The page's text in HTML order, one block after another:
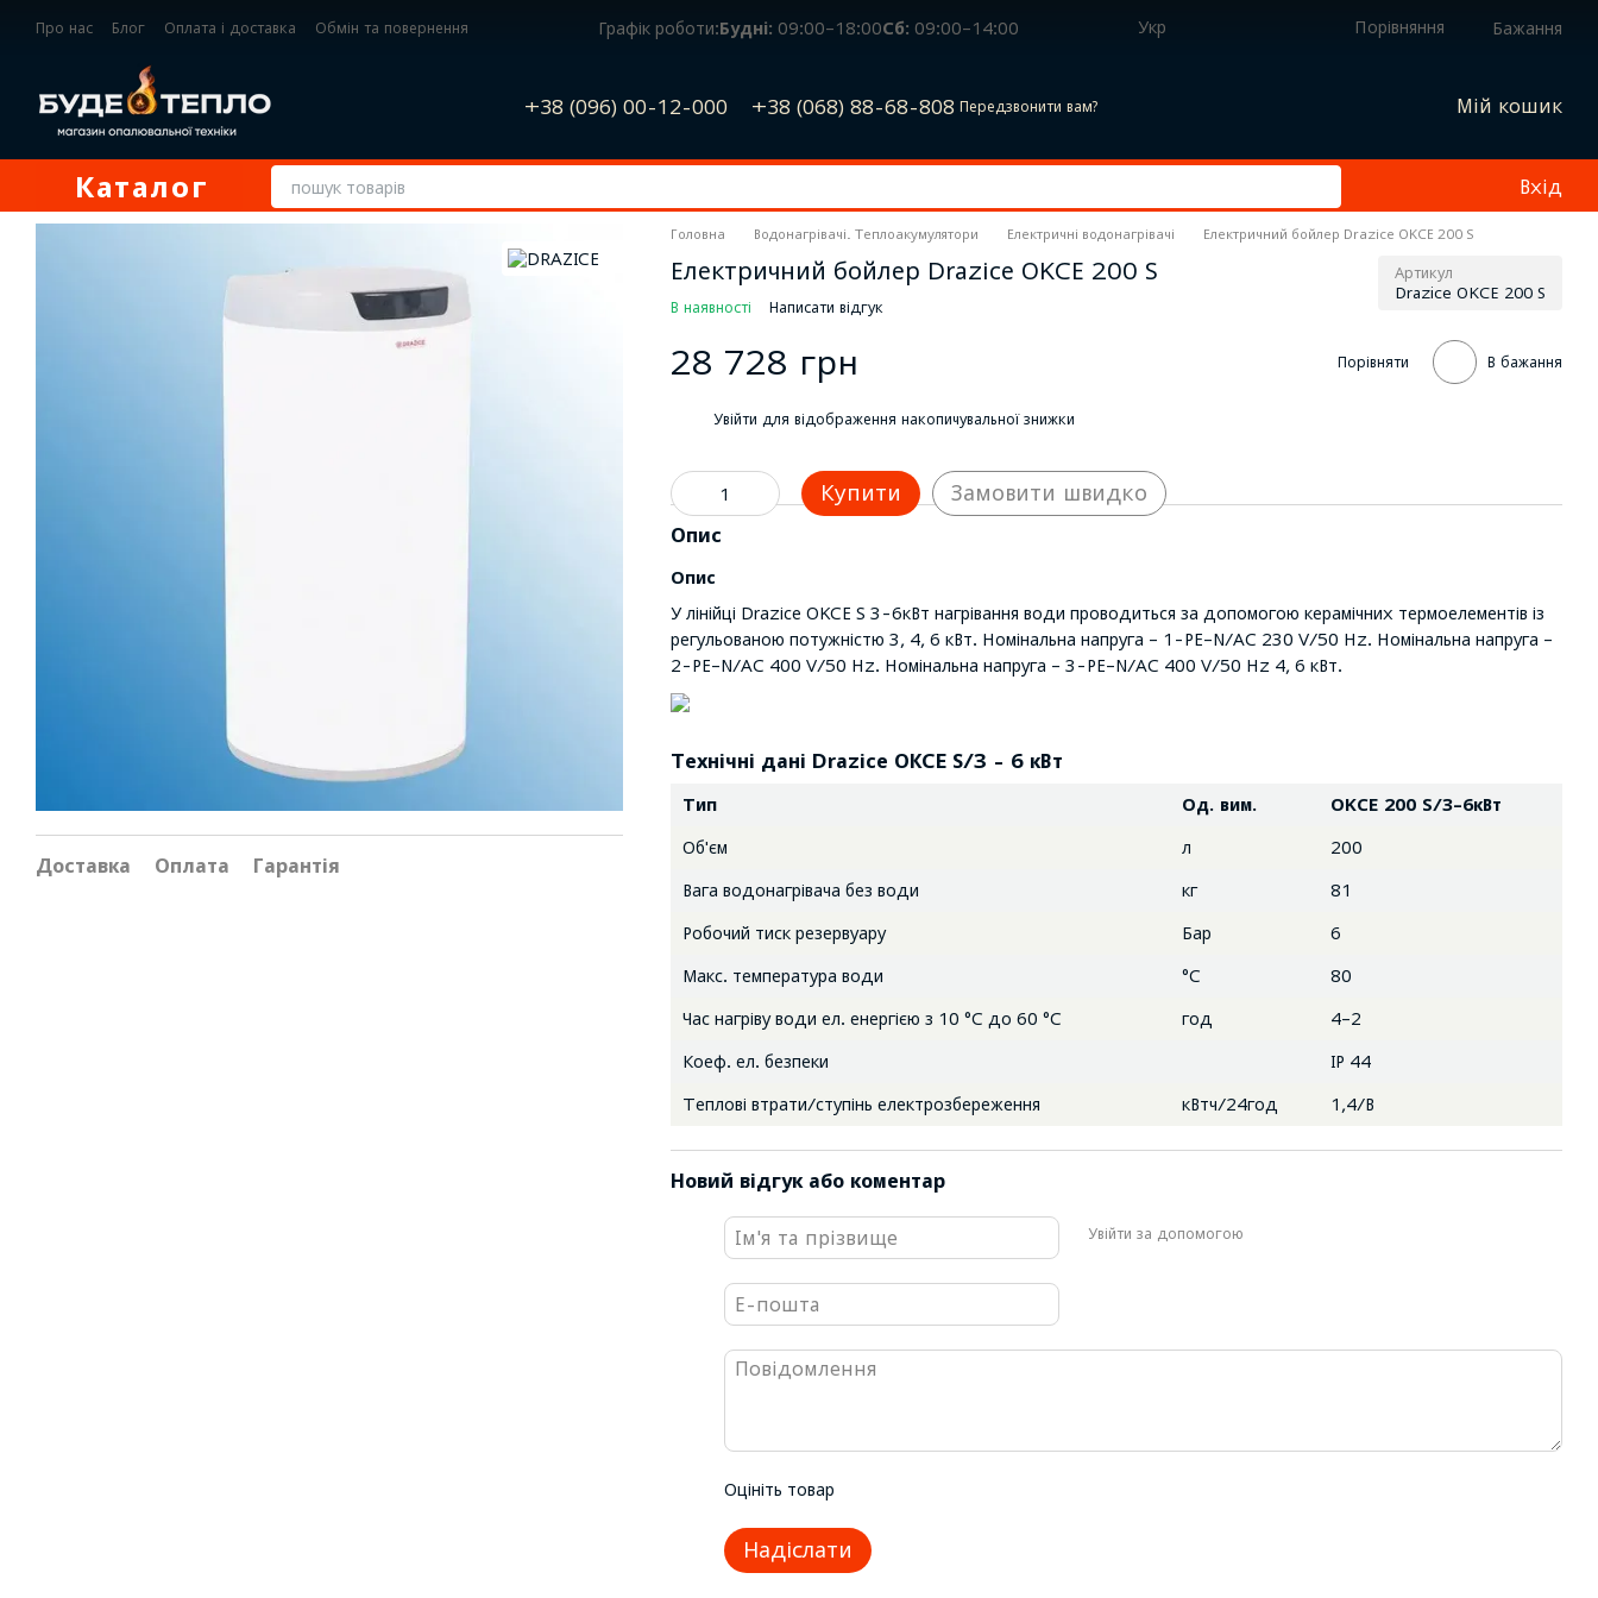
Про нас Блог Оплата і доставка
Обмін та повернення
Графік роботи:Будні: 09:00–18:00Сб: 09:00–14:00 Укр Порівняння Бажання
+38 (096) 00-12-000 +38 (068) 88-68-808 Передзвонити вам? Мій кошик
Каталог Вхід
Доставка Оплата Гарантія
Головна Водонагрівачі. Теплоакумулятори Електричні водонагрівачі Електричний бойлер Drazice OKСE 200 S
Електричний бойлер Drazice OKСE 200 S Артикул
Drazice OKСE 200 S
В наявності Написати відгук
28 728 грн Порівняти В бажання
Увійти для відображення накопичувальної знижки
Купити Замовити швидко
Опис
Опис
У лінійці Drazice OKCE S 3-6кВт нагрівання води проводиться за допомогою керамічних термоелементів із
регульованою потужністю 3, 4, 6 кВт. Номінальна напруга – 1-PE–N/AC 230 V/50 Hz. Номінальна напруга –
2-PE–N/AC 400 V/50 Hz. Номінальна напруга – 3-PE–N/AC 400 V/50 Hz 4, 6 кВт.
Технічні дані Drazice ОКСE S/3 - 6 кВт
Тип Од. вим. OKCE 200 S/3–6кВт
Об'єм л 200
Вага водонагрівача без води кг 81
Робочий тиск резервуару Бар 6
Макс. температура води °C 80
Час нагріву води ел. енергією з 10 °C до 60 °C год 4–2
Коеф. ел. безпеки IP 44
Теплові втрати/ступінь електрозбереження кВтч/24год 1,4/B
Новий відгук або коментар
Увійти за допомогою
Оцініть товар
Надіслати